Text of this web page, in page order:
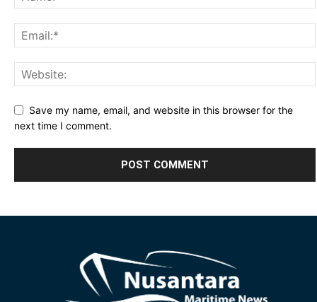
Save my name, email, and website in this browser for the
next time I comment.